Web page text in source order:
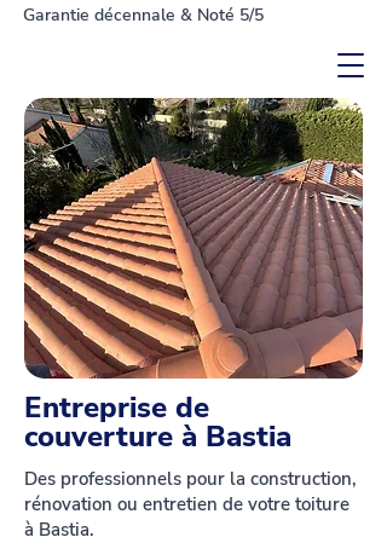
Garantie décennale & Noté 5/5
Entreprise de
couverture à Bastia
Des professionnels pour la construction,
rénovation ou entretien de votre toiture
à Bastia.